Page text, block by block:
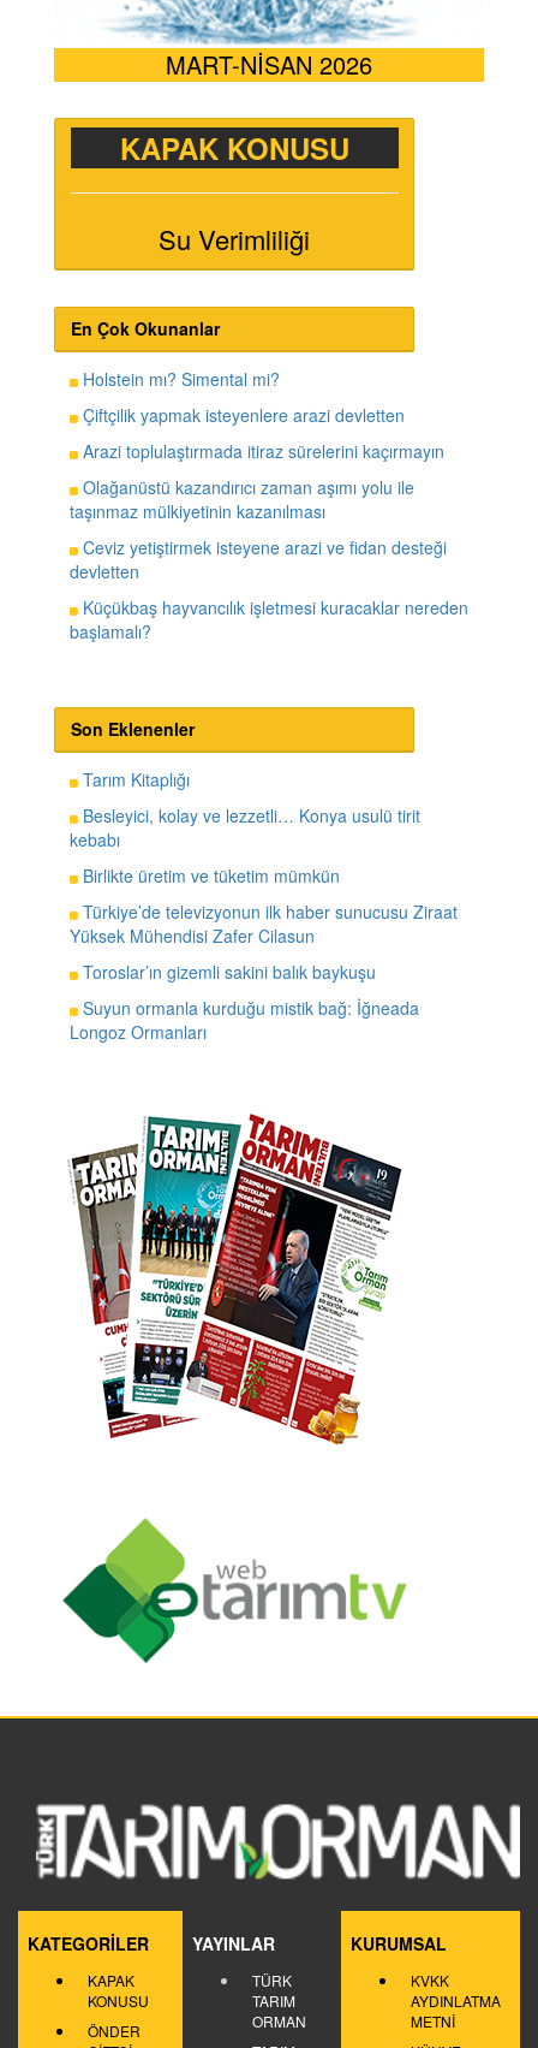
MART-NİSAN 2026
KAPAK KONUSU
Su Verimliliği
En Çok Okunanlar
Holstein mı? Simental mi?
Çiftçilik yapmak isteyenlere arazi devletten
Arazi toplulaştırmada itiraz sürelerini kaçırmayın
Olağanüstü kazandırıcı zaman aşımı yolu ile
taşınmaz mülkiyetinin kazanılması
Ceviz yetiştirmek isteyene arazi ve fidan desteği
devletten
Küçükbaş hayvancılık işletmesi kuracaklar nereden
başlamalı?
Son Eklenenler
Tarım Kitaplığı
Besleyici, kolay ve lezzetli… Konya usulü tirit
kebabı
Birlikte üretim ve tüketim mümkün
Türkiye’de televizyonun ilk haber sunucusu Ziraat
Yüksek Mühendisi Zafer Cilasun
Toroslar’ın gizemli sakini balık baykuşu
Suyun ormanla kurduğu mistik bağ: İğneada
Longoz Ormanları
KATEGORİLER
KAPAK
KONUSU
ÖNDER
YAYINLAR
TÜRK
TARIM
ORMAN
KURUMSAL
KVKK
AYDINLATMA
METNİ